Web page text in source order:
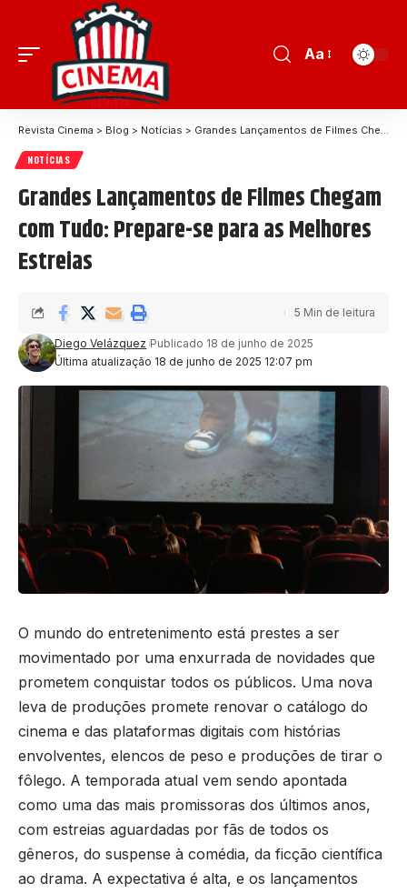
Aa
Revista Cinema > Blog > Notícias > Grandes Lançamentos de Filmes Chegam com Tudo: Prepare-se para as Melhores Estreias
NOTÍCIAS
Grandes Lançamentos de Filmes Chegam
com Tudo: Prepare-se para as Melhores
Estreias
Última atualização 18 de junho de 2025 12:07 pm
Diego Velázquez Publicado 18 de junho de 2025
5 Min de leitura
O mundo do entretenimento está prestes a ser
movimentado por uma enxurrada de novidades que
prometem conquistar todos os públicos. Uma nova
leva de produções promete renovar o catálogo do
cinema e das plataformas digitais com histórias
envolventes, elencos de peso e produções de tirar o
fôlego. A temporada atual vem sendo apontada
como uma das mais promissoras dos últimos anos,
com estreias aguardadas por fãs de todos os
gêneros, do suspense à comédia, da ficção científica
ao drama. A expectativa é alta, e os lançamentos